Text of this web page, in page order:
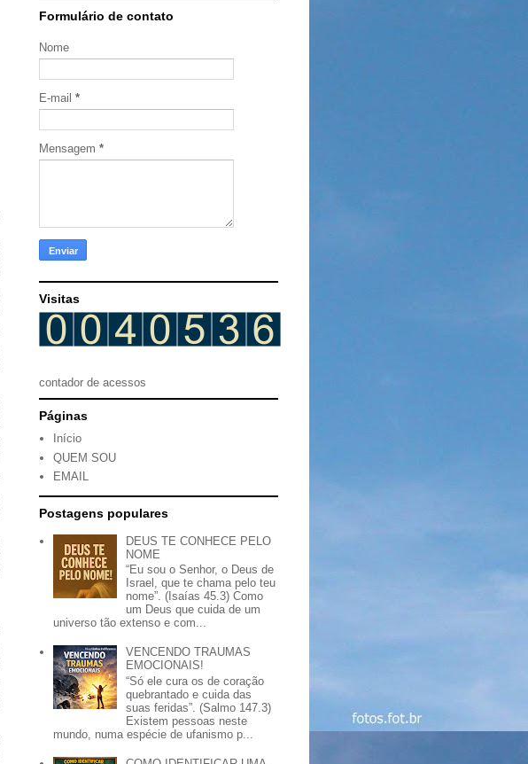
Formulário de contato
Nome
E-mail *
Mensagem *
Visitas
contador de acessos
Páginas
Início
QUEM SOU
EMAIL
Postagens populares
DEUS TE CONHECE PELO
NOME
“Eu sou o Senhor, o Deus de
Israel, que te chama pelo teu
nome”. (Isaías 45.3) Como
um Deus que cuida de um
universo tão extenso e com...
VENCENDO TRAUMAS
EMOCIONAIS!
“Só ele cura os de coração
quebrantado e cuida das
suas feridas”. (Salmo 147.3)
Existem pessoas neste
mundo, numa espécie de ufanismo p...